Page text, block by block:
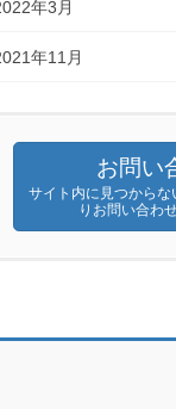
年3月
年11月
お問い
サイト内に見つからな
りお問い合わ